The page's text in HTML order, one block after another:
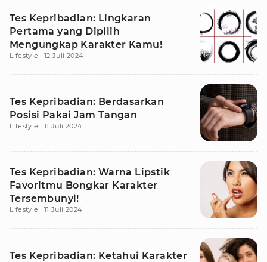
Tes Kepribadian: Lingkaran
Pertama yang Dipilih
Mengungkap Karakter Kamu!
Lifestyle 12 Juli 2024
Tes Kepribadian: Berdasarkan
Posisi Pakai Jam Tangan
Lifestyle 11 Juli 2024
Tes Kepribadian: Warna Lipstik
Favoritmu Bongkar Karakter
Tersembunyi!
Lifestyle 11 Juli 2024
Tes Kepribadian: Ketahui Karakter